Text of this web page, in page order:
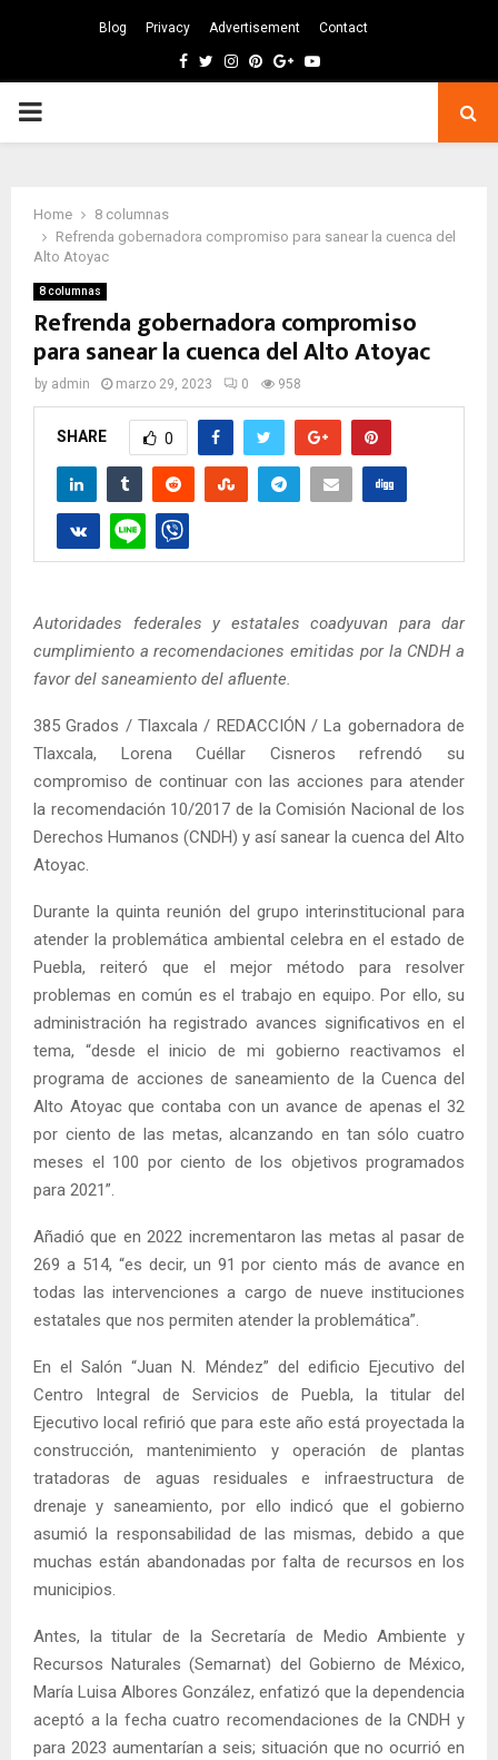
Blog Privacy Advertisement Contact
Facebook
TwitterInstagram
Pinterest
GoogleYoutube
PRIMARY
Home
8 columnas
Refrenda gobernadora compromiso para sanear la cuenca del
Alto Atoyac
8 columnas
Refrenda gobernadora compromiso
para sanear la cuenca del Alto Atoyac
by admin marzo 29, 2023 0 958
SHARE 0
Autoridades federales y estatales coadyuvan para dar
cumplimiento a recomendaciones emitidas por la CNDH a
favor del saneamiento del afluente.
385 Grados / Tlaxcala / REDACCIÓN / La gobernadora de
Tlaxcala, Lorena Cuéllar Cisneros refrendó su
compromiso de continuar con las acciones para atender
la recomendación 10/2017 de la Comisión Nacional de los
Derechos Humanos (CNDH) y así sanear la cuenca del Alto
Atoyac.
Durante la quinta reunión del grupo interinstitucional para
atender la problemática ambiental celebra en el estado de
Puebla, reiteró que el mejor método para resolver
problemas en común es el trabajo en equipo. Por ello, su
administración ha registrado avances significativos en el
tema, “desde el inicio de mi gobierno reactivamos el
programa de acciones de saneamiento de la Cuenca del
Alto Atoyac que contaba con un avance de apenas el 32
por ciento de las metas, alcanzando en tan sólo cuatro
meses el 100 por ciento de los objetivos programados
para 2021”.
Añadió que en 2022 incrementaron las metas al pasar de
269 a 514, “es decir, un 91 por ciento más de avance en
todas las intervenciones a cargo de nueve instituciones
estatales que nos permiten atender la problemática”.
En el Salón “Juan N. Méndez” del edificio Ejecutivo del
Centro Integral de Servicios de Puebla, la titular del
Ejecutivo local refirió que para este año está proyectada la
construcción, mantenimiento y operación de plantas
tratadoras de aguas residuales e infraestructura de
drenaje y saneamiento, por ello indicó que el gobierno
asumió la responsabilidad de las mismas, debido a que
muchas están abandonadas por falta de recursos en los
municipios.
Antes, la titular de la Secretaría de Medio Ambiente y
Recursos Naturales (Semarnat) del Gobierno de México,
María Luisa Albores González, enfatizó que la dependencia
aceptó a la fecha cuatro recomendaciones de la CNDH y
para 2023 aumentarían a seis; situación que no ocurrió en